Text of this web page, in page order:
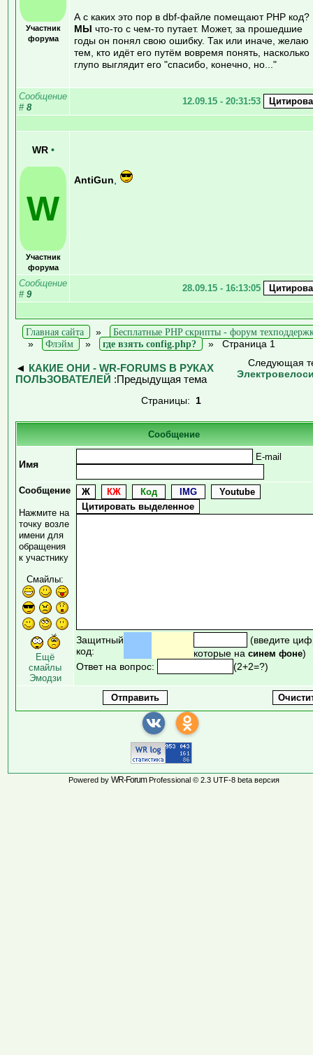
Участник
форума
А с каких это пор в dbf-файле помещают PHP код?
МЫ что-то с чем-то путает. Может, за прошедшие
годы он понял свою ошибку. Так или иначе, желаю
тем, кто идёт его путём вовремя понять, насколько
глупо выглядит его "спасибо, конечно, но..."
Сообщение
# 8
12.09.15 - 20:31:53
WR •
W
Участник
форума
AntiGun
Сообщение
# 9
28.09.15 - 16:13:05
Главная сайта »
Бесплатные PHP скрипты - форум
»
Флэйм » где взять config.php? » Страница 1
◄
КАКИЕ ОНИ - WR-FORUMS В РУКАХ
ПОЛЬЗОВАТЕЛЕЙ :Предыдущая тема
Следующая
Страницы: 1
Сообщение
Имя
E-mail
Сообщение
Нажмите на
точку возле
имени для
обращения
к участнику
Смайлы:
Ещё
смайлы
Эмодзи
Защитный
код:
(введите
которые на синем фоне)
Ответ на вопрос:
(2+2=?)
Powered by WR-ForumProfessional © 2.3 UTF-8 beta версия